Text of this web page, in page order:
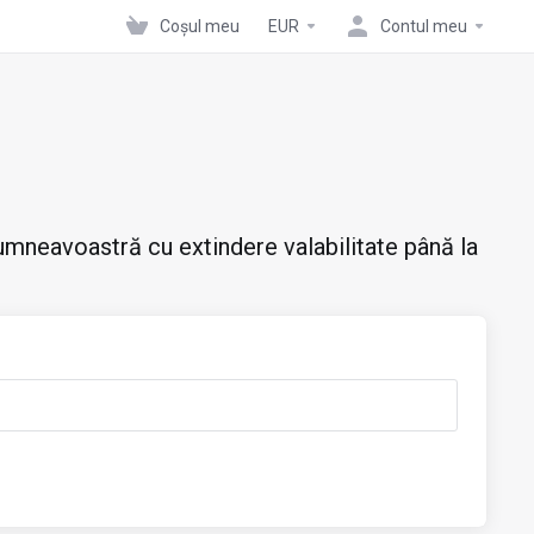
Coșul meu EUR Contul meu
cu extindere valabilitate până la